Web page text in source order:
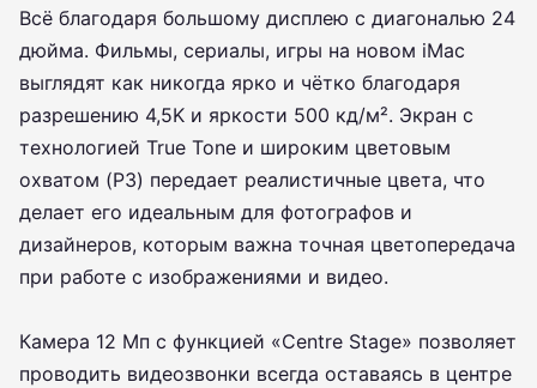
Всё благодаря большому дисплею с диагональю 24
дюйма. Фильмы, сериалы, игры на новом iMac
выглядят как никогда ярко и чётко благодаря
разрешению 4,5K и яркости 500 кд/м². Экран с
технологией True Tone и широким цветовым
охватом (P3) передает реалистичные цвета, что
делает его идеальным для фотографов и
дизайнеров, которым важна точная цветопередача
при работе с изображениями и видео.
Камера 12 Мп с функцией «Centre Stage» позволяет
проводить видеозвонки всегда оставаясь в центре